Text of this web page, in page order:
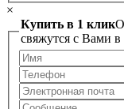
×
Купить в 1 клик
свяжутся с Вами